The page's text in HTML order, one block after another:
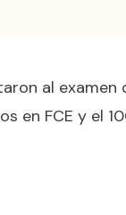
al
FCE y el